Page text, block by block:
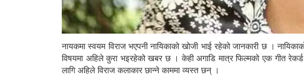
नायकमा स्वयम विराज भएपनी नायिकाको खोजी भाई रहेको जानकारी छ ।
विषयमा अहिले कुरा भइरहेको खबर छ । केही अगाडि मात्र फिल्मको एक गीत
लागि अहिले विराज कलाकार छान्ने काममा व्यस्त छन् ।